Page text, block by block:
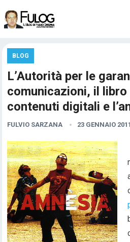
BLOG
L’Autorità per le
comunicazioni, il libro
contenuti digitali e
FULVIO SARZANA 23 GENNAIO 2011